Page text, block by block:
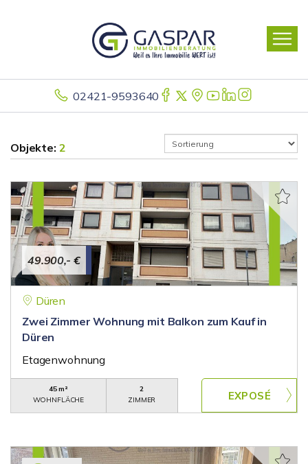
02421-9593640
Objekte: 2
49.900,- €
Düren
Zwei Zimmer Wohnung mit Balkon zum Kauf in
Düren
Etagenwohnung
45 m²
WOHNFLÄCHE
2
ZIMMER